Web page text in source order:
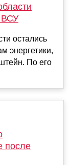
ВСУ
остались
энергетики,
По его
после